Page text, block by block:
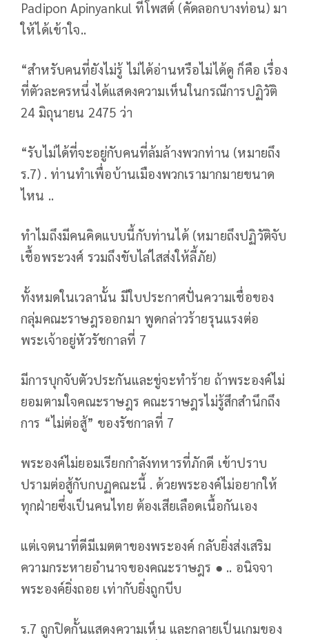
Padipon Apinyankul ที่โพสต์ (คัดลอกบางท่อน) มา
ให้ได้เข้าใจ..
“สำหรับคนที่ยังไม่รู้ ไม่ได้อ่านหรือไม่ได้ดู ก็คือ เรื่อง
ที่ตัวละครหนึ่งได้แสดงความเห็นในกรณีการปฏิวัติ
24 มิถุนายน 2475 ว่า
“รับไม่ได้ที่จะอยู่กับคนที่ล้มล้างพวกท่าน (หมายถึง
ร.7) . ท่านทำเพื่อบ้านเมืองพวกเรามากมายขนาด
ไหน ..
ทำไมถึงมีคนคิดแบบนี้กับท่านได้ (หมายถึงปฏิวัติจับ
เชื้อพระวงศ์ รวมถึงขับไล่ไสส่งให้ลี้ภัย)
ทั้งหมดในเวลานั้น มีใบประกาศปั่นความเชื่อของ
กลุ่มคณะราษฎรออกมา พูดกล่าวร้ายรุนแรงต่อ
พระเจ้าอยู่หัวรัชกาลที่ 7
มีการบุกจับตัวประกันและขู่จะทำร้าย ถ้าพระองค์ไม่
ยอมตามใจคณะราษฎร คณะราษฎรไม่รู้สึกสำนึกถึง
การ “ไม่ต่อสู้” ของรัชกาลที่ 7
พระองค์ไม่ยอมเรียกกำลังทหารที่ภักดี เข้าปราบ
ปรามต่อสู้กับกบฏคณะนี้ . ด้วยพระองค์ไม่อยากให้
ทุกฝ่ายซึ่งเป็นคนไทย ต้องเสียเลือดเนื้อกันเอง
แต่เจตนาที่ดีมีเมตตาของพระองค์ กลับยิ่งส่งเสริม
ความกระหายอำนาจของคณะราษฎร ● .. อนิจจา
พระองค์ยิ่งถอย เท่ากับยิ่งถูกบีบ
ร.7 ถูกปิดกั้นแสดงความเห็น และกลายเป็นเกมของ